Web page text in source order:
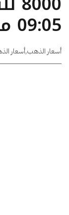
09:05 مساءًا
أسعار الذهب,أسعار